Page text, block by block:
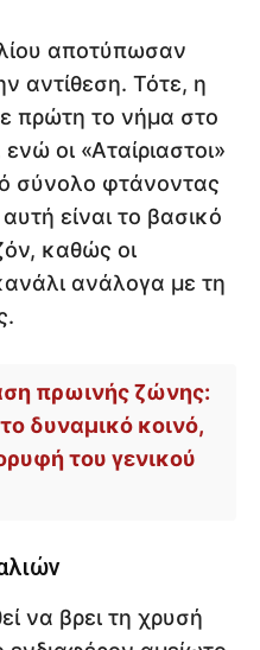
αποτύπωσαν
αντίθεση. Τότε, η
πρώτη το νήμα στο
οι «Αταίριαστοι»
σύνολο φτάνοντας
είναι το βασικό
καθώς οι
ανάλογα με τη
πρωινής ζώνης:
δυναμικό κοινό,
του γενικού
να βρει τη χρυσή